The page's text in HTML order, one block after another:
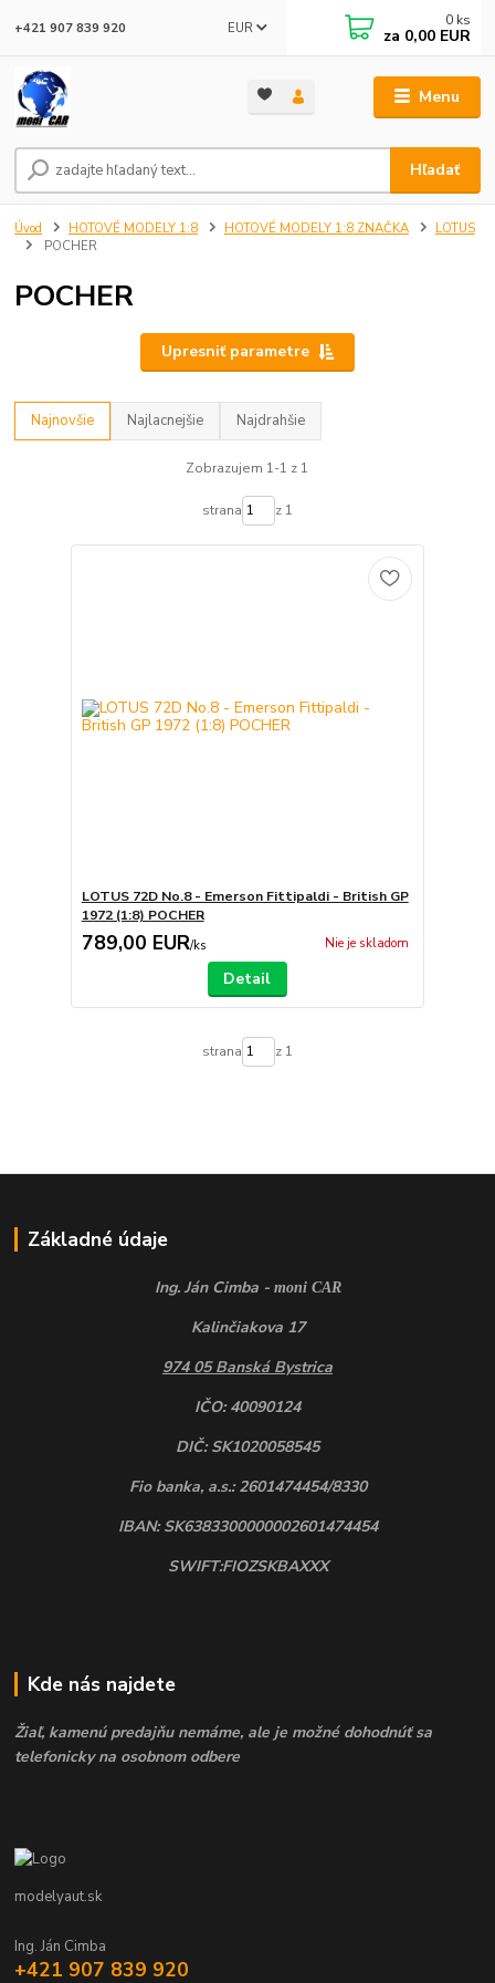
Menu
EUR
Hľadať
+421 907 839 920 0 ks
za 0,00 EUR
Úvod HOTOVÉ MODELY 1:8 HOTOVÉ MODELY 1:8 ZNAČKA
LOTUS
POCHER
POCHER
Upresniť parametre
Najnovšie Najlacnejšie Najdrahšie
Zobrazujem 1-1 z 1
strana z 1
LOTUS 72D No.8 - Emerson Fittipaldi - British GP
1972 (1:8) POCHER
789,00 EUR/ks Nie je skladom
Detail
strana z 1
Základné údaje
Ing. Ján Cimba - moni CAR
Kalinčiakova 17
974 05 Banská Bystrica
IČO: 40090124
DIČ: SK1020058545
Fio banka, a.s.: 2601474454/8330
IBAN: SK6383300000002601474454
SWIFT:FIOZSKBAXXX
Kde nás najdete
Žiaľ, kamenú predajňu nemáme, ale je možné dohodnúť sa
telefonicky na osobnom odbere
modelyaut.sk
Ing. Ján Cimba
+421 907 839 920